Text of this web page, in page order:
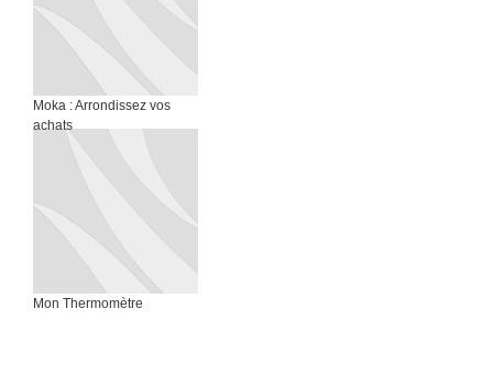
Moka : Arrondissez vos
achats
Mon Thermomètre